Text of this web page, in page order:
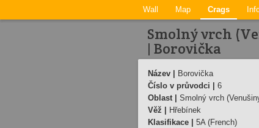
Wall Map Crags
Smolný vrch
| Borovička
Název |
Borovička
Číslo v průvodci |
6
Oblast |
Smolný vrch
Věž |
Hřebí­nek
Klasifikace |
5A (French)